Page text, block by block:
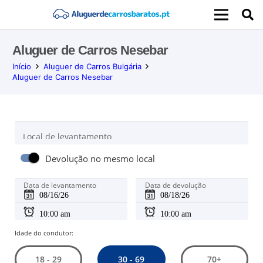
Aluguer de Carros Nesebar
Início
Aluguer de Carros Bulgária
Aluguer de Carros Nesebar
Local de levantamento
Devolução no mesmo local
Data de levantamento Data de devolução
Idade do condutor:
18 - 29 30 - 69 70+